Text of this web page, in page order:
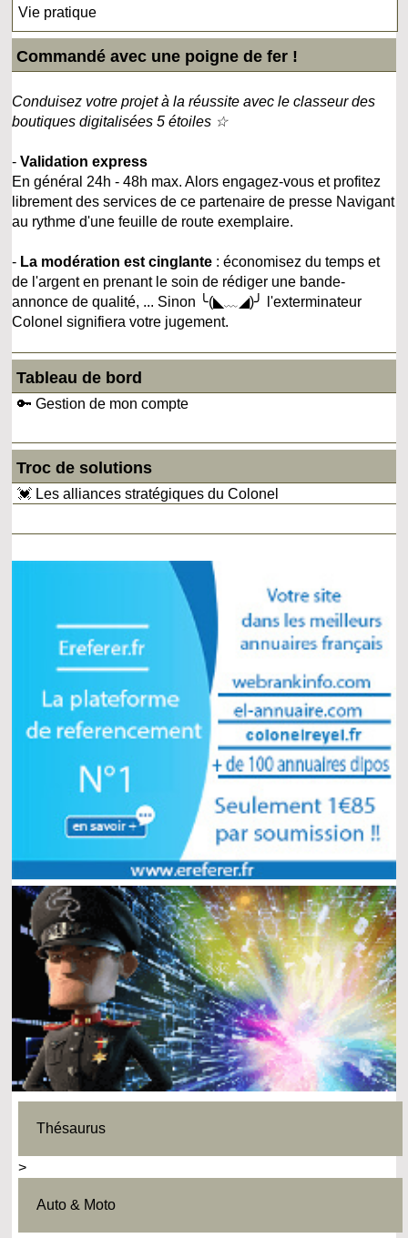
Vie pratique
Commandé avec une poigne de fer !
Conduisez votre projet à la réussite avec le classeur des
boutiques digitalisées 5 étoiles ☆
-Validation express
En général 24h - 48h max. Alors engagez-vous et profitez
librement des services de ce partenaire de presse Navigant
au rythme d'une feuille de route exemplaire.
- La modération est cinglante : économisez du temps et
de l'argent en prenant le soin de rédiger une bande-
annonce de qualité, ... Sinon ╰(◣﹏◢)╯ l'exterminateur
Colonel signifiera votre jugement.
Tableau de bord
🔑 Gestion de mon compte
Troc de solutions
💓 Les alliances stratégiques du Colonel
Thésaurus
>
Auto & Moto